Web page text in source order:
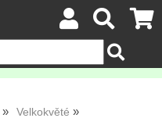
Velkokvěté